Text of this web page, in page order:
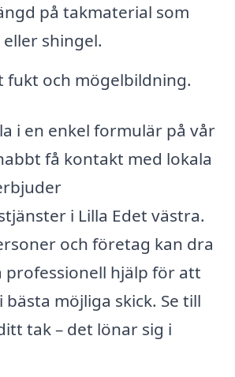
på takmaterial som
shingel.
fukt och mögelbildning.
i en enkel formulär på vår
få kontakt med lokala
i Lilla Edet västra.
och företag kan dra
professionell hjälp för att
bästa möjliga skick. Se till
tak – det lönar sig i